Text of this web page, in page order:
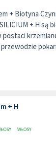
+ Biotyna
+ H są
+ H
WŁOSY